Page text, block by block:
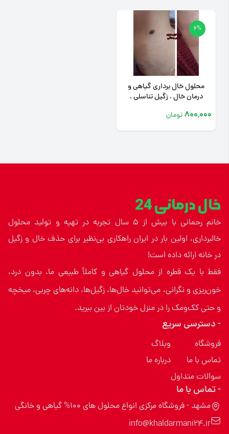
6%
محلول خال برداری گیاهی و
درمان خال ، زگیل تناسلی ،
800,000 تومان
خال درمانی 24
خانم رحمانی با بیش از ۵ سال تجربه در تهیه و تولید محلول
خالبرداری، اولین بار در ایران راهکاری بی‌نظیر برای حذف خال و زگیل
در خانه ارائه داده است!
فقط با یک قطره از محلول گیاهی و کاملاً طبیعی ما، بدون درد،
خون‌ریزی و نگرانی، می‌توانید خال‌ها، زگیل‌ها، دانه‌های چربی، میخچه
و حتی کک‌ومک را در منزل خودتان از بین ببرید.
- دسترسی سریع
فروشگاه
تماس با ما
سوالات متداول
وبلاگ
درباره ما
- تماس با ما
مشهد - فروشگاه مرکزی انواع محلول های 100% گیاهی و خانگی
info@khaldarmani24.ir